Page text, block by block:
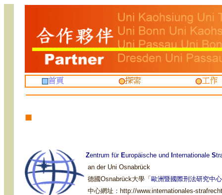
Zentrum für Europäische und nternationale S
an der Uni Osnabrück
德國Osnabrück大學「 歐洲暨國際刑法研究中心
中心網址： http://www.internationales-